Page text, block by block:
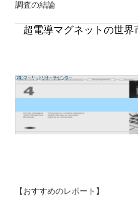
調査の結論
超電導マグネットの世
【おすすめのレポート】